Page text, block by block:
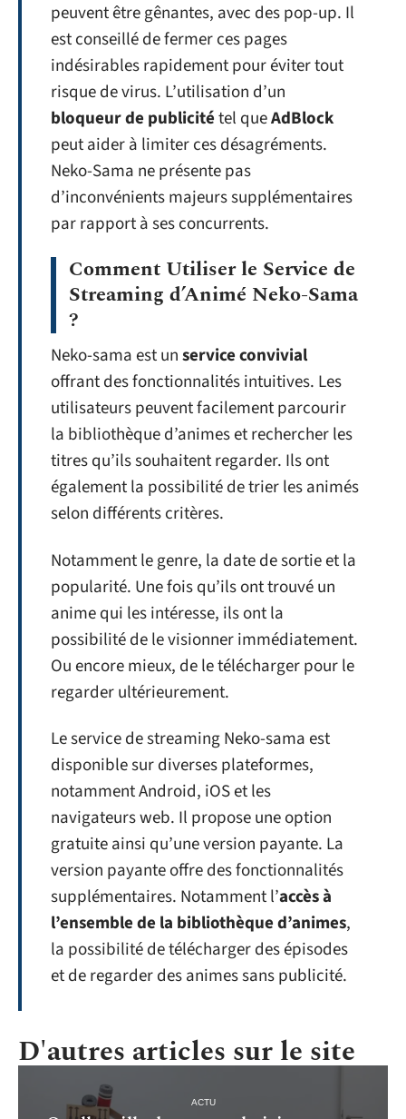
peuvent être gênantes, avec des pop-up. Il
est conseillé de fermer ces pages
indésirables rapidement pour éviter tout
risque de virus. L’utilisation d’un
bloqueur de publicitétel queAdBlock
peut aider à limiter ces désagréments.
Neko-Sama ne présente pas
d’inconvénients majeurs supplémentaires
par rapport à ses concurrents.
Comment Utiliser le Service de
Streaming d’Animé Neko-Sama
?
Neko-sama est unservice convivial
offrant des fonctionnalités intuitives. Les
utilisateurs peuvent facilement parcourir
la bibliothèque d’animes et rechercher les
titres qu’ils souhaitent regarder. Ils ont
également la possibilité de trier les animés
selon différents critères.
Notamment le genre, la date de sortie et la
popularité. Une fois qu’ils ont trouvé un
anime qui les intéresse, ils ont la
possibilité de le visionner immédiatement.
Ou encore mieux, de le télécharger pour le
regarder ultérieurement.
Le service de streaming Neko-sama est
disponible sur diverses plateformes,
notamment Android, iOS et les
navigateurs web. Il propose une option
gratuite ainsi qu’une version payante. La
version payante offre des fonctionnalités
supplémentaires. Notamment l’accès à
l’ensemble de la bibliothèque d’animes,
la possibilité de télécharger des épisodes
et de regarder des animes sans publicité.
D'autres articles sur le site
ACTU